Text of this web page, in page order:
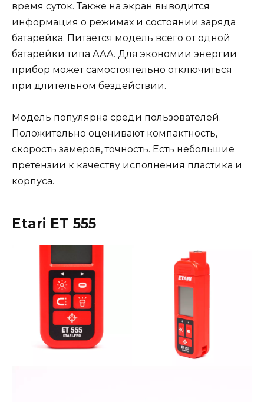
время суток. Также на экран выводится
информация о режимах и состоянии заряда
батарейка. Питается модель всего от одной
батарейки типа ААА. Для экономии энергии
прибор может самостоятельно отключиться
при длительном бездействии.
Модель популярна среди пользователей.
Положительно оценивают компактность,
скорость замеров, точность. Есть небольшие
претензии к качеству исполнения пластика и
корпуса.
Etari ET 555